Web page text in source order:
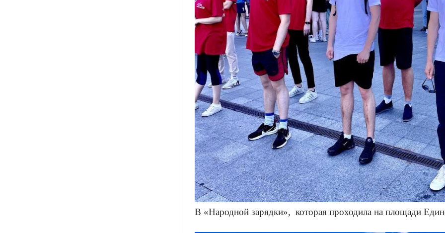
В «Народной зарядки», которая проходила на площади